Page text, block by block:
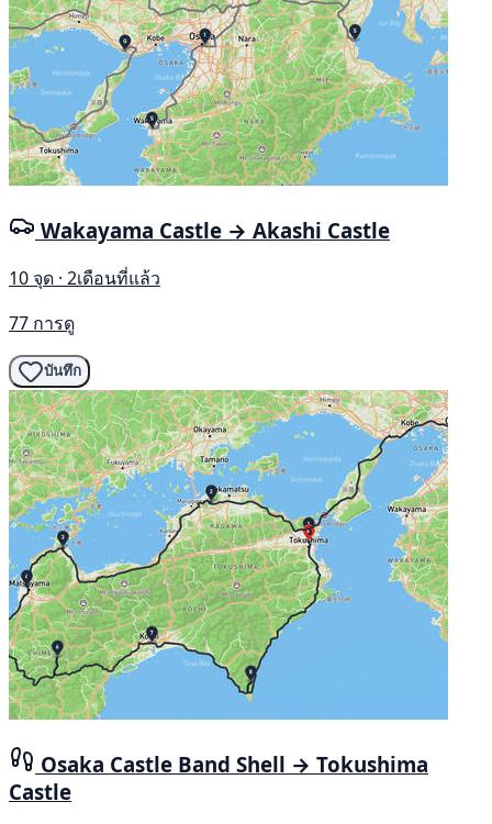
Wakayama Castle → Akashi Castle
10 จุด · 2เดือนที่แล้ว
77 การดู
บันทึก
Osaka Castle Band Shell → Tokushima
Castle